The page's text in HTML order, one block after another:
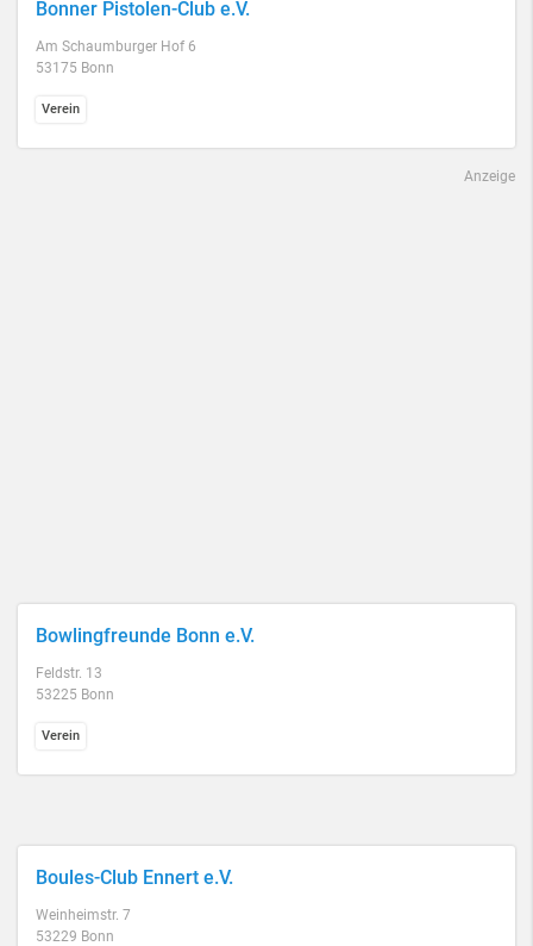
Bonner Pistolen-Club e.V.
Am Schaumburger Hof 6
53175 Bonn
Verein
Anzeige
Bowlingfreunde Bonn e.V.
Feldstr. 13
53225 Bonn
Verein
Boules-Club Ennert e.V.
Weinheimstr. 7
53229 Bonn